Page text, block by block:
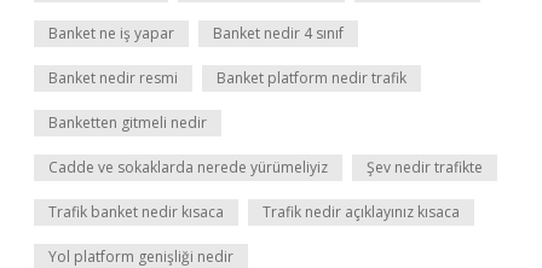
Banket ne iş yapar Banket nedir 4 sınıf
Banket nedir resmi Banket platform nedir trafik
Banketten gitmeli nedir
Cadde ve sokaklarda nerede yürümeliyiz Şev nedir trafikte
Trafik banket nedir kısaca Trafik nedir açıklayınız kısaca
Yol platform genişliği nedir